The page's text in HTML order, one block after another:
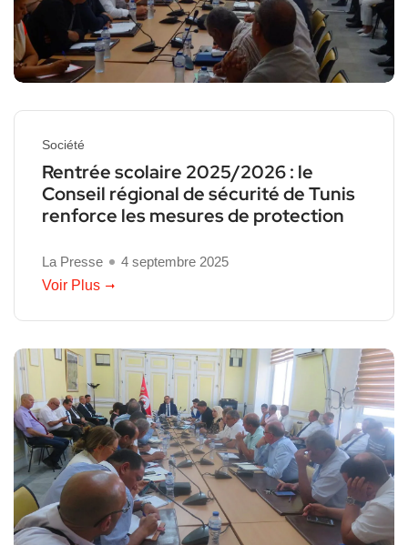
Société
Rentrée scolaire 2025/2026 : le
Conseil régional de sécurité de Tunis
renforce les mesures de protection
La Presse
4 septembre 2025
Voir Plus